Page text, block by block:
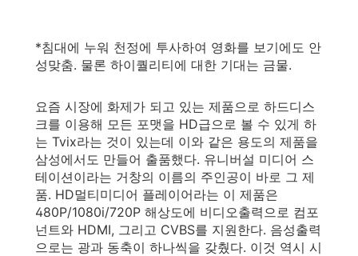
*침대에 누워 천정에 투사하여 영화를 보기에도 안
성맞춤. 물론 하이퀄리티에 대한 기대는 금물.
요즘 시장에 화제가 되고 있는 제품으로 하드디스
크를 이용해 모든 포맷을 HD급으로 볼 수 있게 하
는 Tvix라는 것이 있는데 이와 같은 용도의 제품을
삼성에서도 만들어 출품했다. 유니버설 미디어 스
테이션이라는 거창의 이름의 주인공이 바로 그 제
품. HD멀티미디어 플레이어라는 이 제품은
480P/1080i/720P 해상도에 비디오출력으로 컴포
넌트와 HDMI, 그리고 CVBS를 지원한다. 음성출력
으로는 광과 동축이 하나씩을 갖췄다. 이것 역시 시